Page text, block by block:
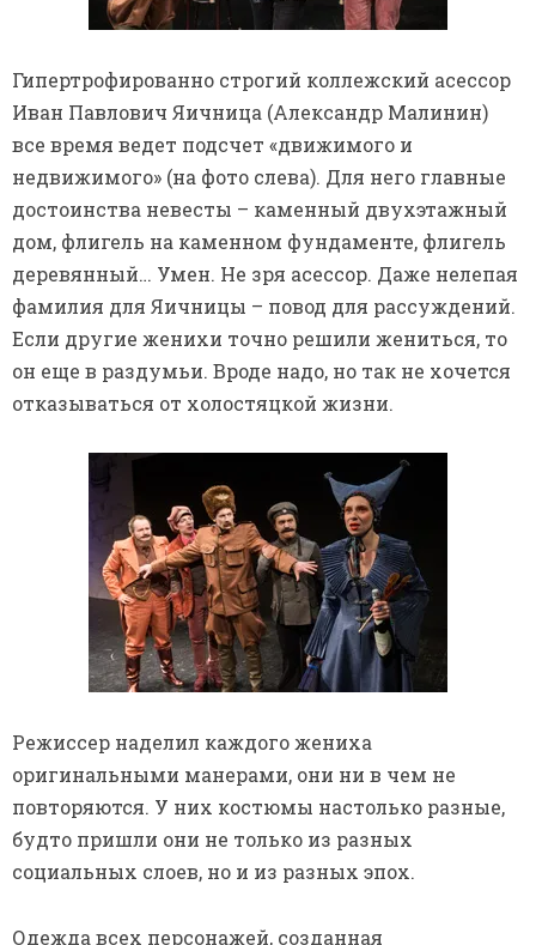
Гипертрофированно строгий коллежский асессор
Иван Павлович Яичница (Александр Малинин)
все время ведет подсчет «движимого и
недвижимого» (на фото слева). Для него главные
достоинства невесты – каменный двухэтажный
дом, флигель на каменном фундаменте, флигель
деревянный… Умен. Не зря асессор. Даже нелепая
фамилия для Яичницы – повод для рассуждений.
Если другие женихи точно решили жениться, то
он еще в раздумьи. Вроде надо, но так не хочется
отказываться от холостяцкой жизни.
Режиссер наделил каждого жениха
оригинальными манерами, они ни в чем не
повторяются. У них костюмы настолько разные,
будто пришли они не только из разных
социальных слоев, но и из разных эпох.
Одежда всех персонажей, созданная